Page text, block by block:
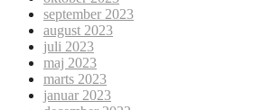
september 2023
august 2023
juli 2023
maj 2023
marts 2023
januar 2023